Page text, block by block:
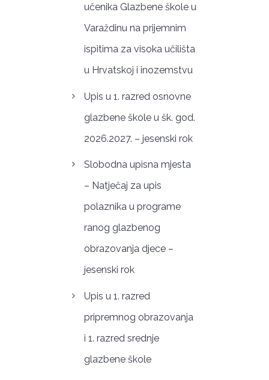
učenika Glazbene škole u
Varaždinu na prijemnim
ispitima za visoka učilišta
u Hrvatskoj i inozemstvu
Upis u 1. razred osnovne
glazbene škole u šk. god.
2026.2027. – jesenski rok
Slobodna upisna mjesta
– Natječaj za upis
polaznika u programe
ranog glazbenog
obrazovanja djece –
jesenski rok
Upis u 1. razred
pripremnog obrazovanja
i 1. razred srednje
glazbene škole